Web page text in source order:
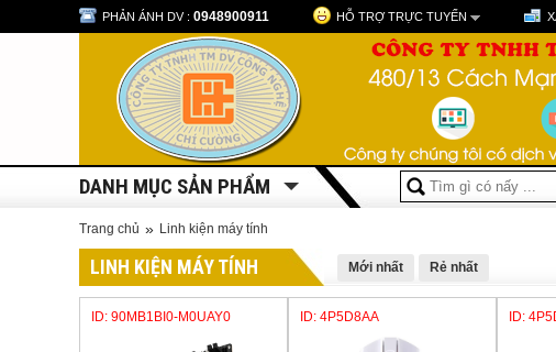
PHẢN ÁNH DV : 0948900911 HỖ TRỢ TRỰC TUYẾN
DANH MỤC SẢN PHẨM
Trang chủ » Linh kiện máy tính
LINH KIỆN MÁY TÍNH Mới nhất Rẻ nhất
ID: 90MB1BI0-M0UAY0 ID: 4P5D8AA ID: